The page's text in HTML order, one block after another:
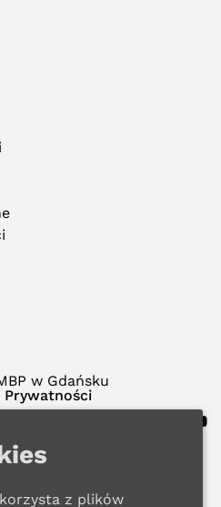
w Gdańsku
Prywatności
z plików